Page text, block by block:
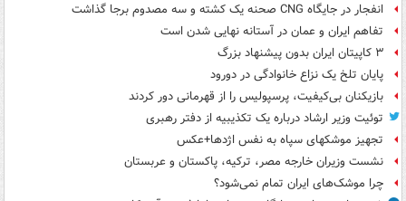
انفجار در جایگاه CNG صحنه یک کشته و سه مصدوم برجا گذاشت
تفاهم ایران و عمان در آستانه نهایی شدن است
۳ کاپیتان ایران بدون پیشنهاد بزرگ
پایان تلخ یک نزاع خانوادگی در دورود
بازیکنان بی‌کیفیت، پرسپولیس را از قهرمانی دور کردند
توئیت وزیر ارشاد درباره یک تکذیبیه از دفتر رهبری
تجهیز موشکهای سپاه به نفس اژدها+عکس
نشست وزیران خارجه مصر، ترکیه، پاکستان و عربستان
چرا موشک‌های ایران تمام نمی‌شود؟